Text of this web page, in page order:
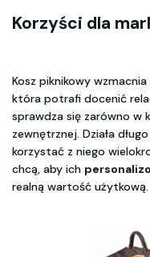
Korzyści dla
Kosz piknikowy
która potrafi docenić
sprawdza się zarówno w
zewnętrznej. Działa
korzystać z niego
chcą, aby ich
realną wartość użytkową.